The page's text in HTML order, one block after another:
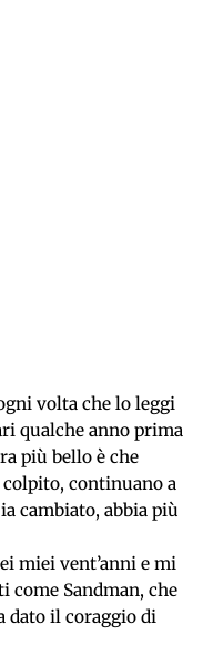
volta che lo leggi
qualche anno prima
più bello è che
continuano a
cambiato, abbia più
miei vent’anni e mi
Sandman, che
dato il coraggio di